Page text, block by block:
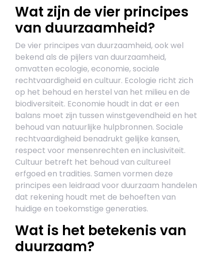
Wat zijn de vier principes
van duurzaamheid?
De vier principes van duurzaamheid, ook wel
bekend als de pijlers van duurzaamheid,
omvatten ecologie, economie, sociale
rechtvaardigheid en cultuur. Ecologie richt zich
op het behoud en herstel van het milieu en de
biodiversiteit. Economie houdt in dat er een
balans moet zijn tussen winstgevendheid en het
behoud van natuurlijke hulpbronnen. Sociale
rechtvaardigheid benadrukt gelijke kansen,
respect voor mensenrechten en inclusiviteit.
Cultuur betreft het behoud van cultureel
erfgoed en tradities. Samen vormen deze
principes een leidraad voor duurzaam handelen
dat rekening houdt met de behoeften van
huidige en toekomstige generaties.
Wat is het betekenis van
duurzaam?